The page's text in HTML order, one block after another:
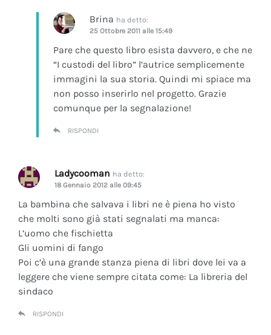
Brina ha detto:
25 Ottobre 2011 alle 15:49
Pare che questo libro esista davvero, e che ne
“I custodi del libro” l’autrice semplicemente
immagini la sua storia. Quindi mi spiace ma
non posso inserirlo nel progetto. Grazie
comunque per la segnalazione!
RISPONDI
Ladycooman ha detto:
18 Gennaio 2012 alle 09:45
La bambina che salvava i libri ne è piena ho visto
che molti sono già stati segnalati ma manca:
L’uomo che fischietta
Gli uomini di fango
Poi c’è una grande stanza piena di libri dove lei va a
leggere che viene sempre citata come: La libreria del
sindaco
RISPONDI